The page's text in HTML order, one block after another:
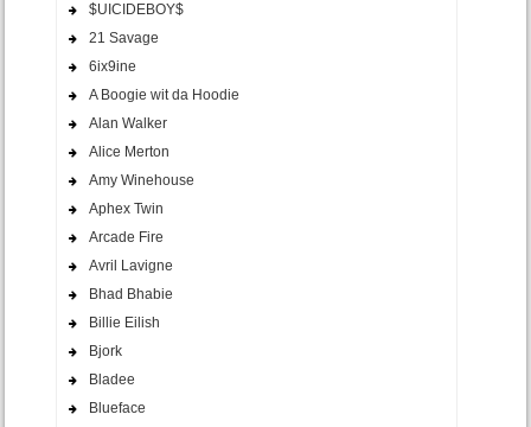
$UICIDEBOY$
21 Savage
6ix9ine
A Boogie wit da Hoodie
Alan Walker
Alice Merton
Amy Winehouse
Aphex Twin
Arcade Fire
Avril Lavigne
Bhad Bhabie
Billie Eilish
Bjork
Bladee
Blueface